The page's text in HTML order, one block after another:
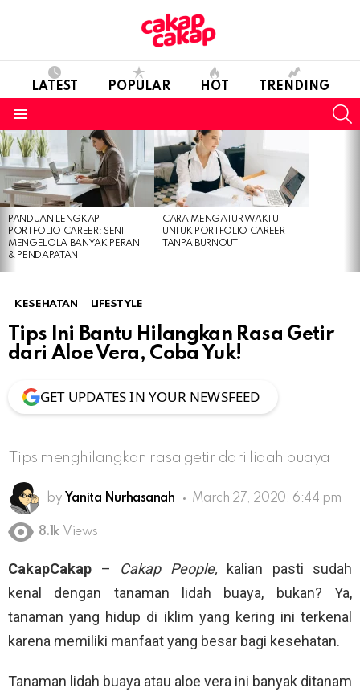
LATEST POPULAR HOT TRENDING
LATEST
STORIES
PANDUAN LENGKAP
PORTFOLIO CAREER: SENI
MENGELOLA BANYAK PERAN
& PENDAPATAN
CARA MENGATUR WAKTU
UNTUK PORTFOLIO CAREER
TANPA BURNOUT
KESEHATAN LIFESTYLE
Tips Ini Bantu Hilangkan Rasa Getir
dari Aloe Vera, Coba Yuk!
GET UPDATES IN YOUR NEWSFEED
Tips menghilangkan rasa getir dari lidah buaya
by Yanita Nurhasanah March 27, 2020, 6:44 pm
8.1k Views
CakapCakap – Cakap People, kalian pasti sudah
kenal dengan tanaman lidah buaya, bukan? Ya,
tanaman yang hidup di iklim yang kering ini terkenal
karena memiliki manfaat yang besar bagi kesehatan.
Tanaman lidah buaya atau aloe vera ini banyak ditanam